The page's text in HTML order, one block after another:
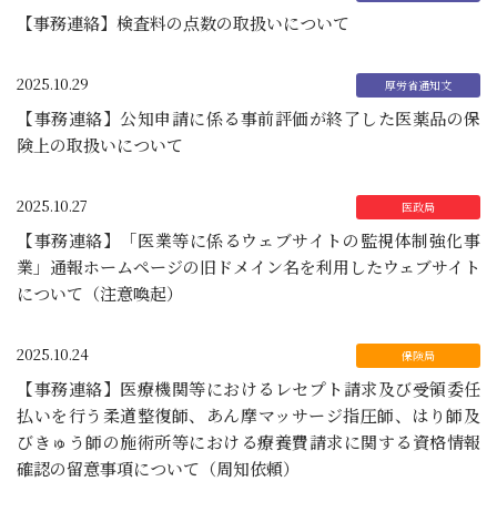
【事務連絡】検査料の点数の取扱いについて
2025.10.29
【事務連絡】公知申請に係る事前評価が終了した医薬品の保
険上の取扱いについて
2025.10.27
【事務連絡】「医業等に係るウェブサイトの監視体制強化事
業」通報ホームページの旧ドメイン名を利用したウェブサイト
について（注意喚起）
2025.10.24
【事務連絡】医療機関等におけるレセプト請求及び受領委任
払いを行う柔道整復師、あん摩マッサージ指圧師、はり師及
びきゅう師の施術所等における療養費請求に関する資格情報
確認の留意事項について（周知依頼）